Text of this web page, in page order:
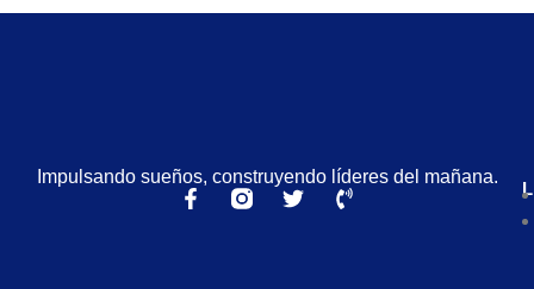
Impulsando sueños, construyendo líderes del mañana.